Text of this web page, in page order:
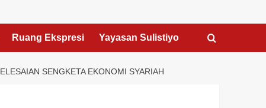
Ruang Ekspresi Yayasan Sulistiyo
SENGKETA EKONOMI SYARIAH